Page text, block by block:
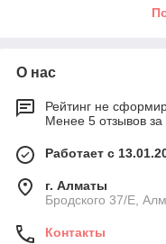
штор и объектов с
О нас
Рейтинг не
Менее 5 отзывов за
Работает с
г. Алматы
Бродского 37/E,
Контакты